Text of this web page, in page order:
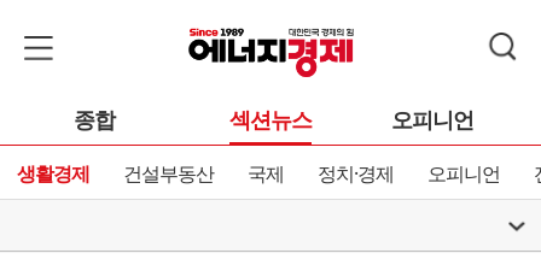
종합 섹션뉴스 오피니언
생활경제 건설부동산 국제 정치·경제 오피니언